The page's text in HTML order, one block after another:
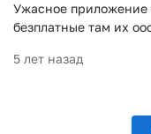
Ужасное приложение
безплатные там их
5 лет назад